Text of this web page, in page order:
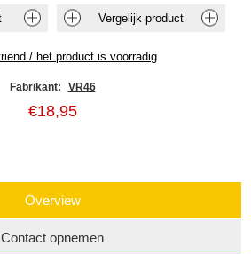
Fabrikant: VR46
€18,95
Overview
Contact opnemen